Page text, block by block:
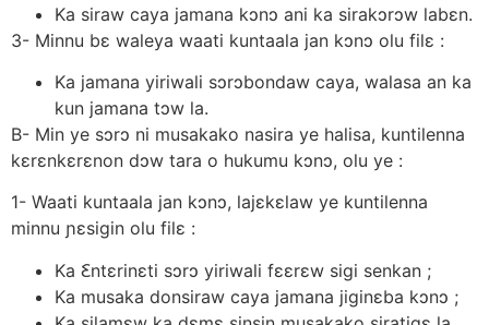
Ka siraw caya jamana kɔnɔ ani ka sirakɔrɔw labεn.
3- Minnu bε waleya waati kuntaala jan kɔnɔ olu filε :
Ka jamana yiriwali sɔrɔbondaw caya, walasa an ka
kun jamana tɔw la.
B- Min ye sɔrɔ ni musakako nasira ye halisa, kuntilenna
kεrεnkεrεnon dɔw tara o hukumu kɔnɔ, olu ye :
1- Waati kuntaala jan kɔnɔ, lajεkεlaw ye kuntilenna
minnu ɲεsigin olu filε :
Ka Ꜫntεrinεti sɔrɔ yiriwali fεεrεw sigi senkan ;
Ka musaka donsiraw caya jamana jiginεba kɔnɔ ;